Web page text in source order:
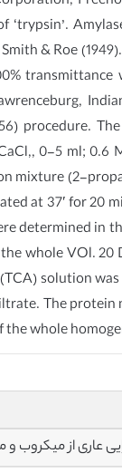
‘trypsin’.
& Roe
procedure.
0-5 ml; 0.6
mixture (2-
at 37′ for 20
determined in
whole VOl.
solution
The
whole
عاری از میکروب و